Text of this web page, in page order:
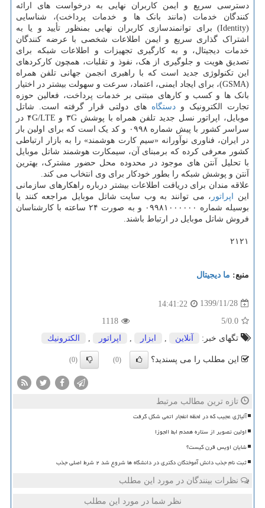
دسترسی سریع و ایمن کاربران نهایی به درخواست های ارائه
کنندگان خدمات (مانند بانک ها و خدمات پرداخت)، شناسایی
(Identity) برای توانمندسازی کاربران نهایی بمنظور تأیید و یا به
اشتراک گذاری سریع و ایمن اطلاعات شخصی با عرضه کنندگان
خدمات دیجیتال، و به کارگیری تجهیزات و اطلاعات شبکه برای
تصدیق هویت و جلوگیری از هک، نفوذ و تقلبات، همچون کارکردهای
این تکنولوژی جدید است که با راهبری انجمن جهانی تلفن همراه
(GSMA)، برای ایجاد ایمنی، اعتماد، سرعت و سهولت بیشتر در اختیار
بانک ها و کسب و کارهای مبتنی بر خدمات پرداخت، فعالین حوزه
تجارت الکترونیک ودستگاه های دولتی قرار گرفته است. شاتل
موبایل، اپراتور نسل جدید تلفن همراه با پوشش ۳G و ۴G/LTE در
سراسر کشور با پیش شماره ۰۹۹۸ و کد یک است که برای اولین بار
در ایران، فناوری نوآورانه «سیم کارت هوشمند» را به بازار ارتباطی
کشور معرفی کرده که برمبنای آن، سیمکارت هوشمند شاتل موبایل
با تحلیل آنتن های موجود در محدوده محل حضور مشترک، بهترین
آنتن و پوشش شبکه را بطور خودکار برای وی انتخاب می کند.
علاقه مندان برای دریافت اطلاعات بیشتر درباره راهکارهای سازمانی
این اپراتور ، می توانند به وب سایت شاتل موبایل مراجعه کنند یا
بوسیله شماره ۰۹۹۸۱۰۰۰۰۰۰ و به صورت ۲۴ ساعته با کارشناسان
فروش شاتل موبایل در ارتباط باشند.
۲۱۲۱
منبع: ما دیجیتال
1399/11/28
14:41:22
0.0
/5
1118
تگهای خبر:
آنلاین ابزار اپراتور الكترونیك
این مطلب را می پسندید؟ (0)
(0)
تازه ترین مطالب مرتبط
آلیاژی عجیب که در لحظه انفجار اتمی شکل گرفت
اولین تصویر از ستاره همدم ابط الجوزا
شایان اویس قرن کیست؟
ثبت نام جذب دانش آموختگان دکتری در دانشگاه ها شروع شد ۲ شرط اصلی جذب
نظرات بینندگان در مورد این مطلب
نظر شما در مورد این مطلب